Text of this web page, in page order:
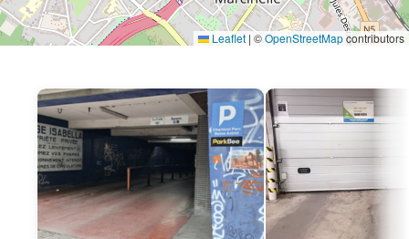
Leaflet | ©OpenStreetMapcontributors